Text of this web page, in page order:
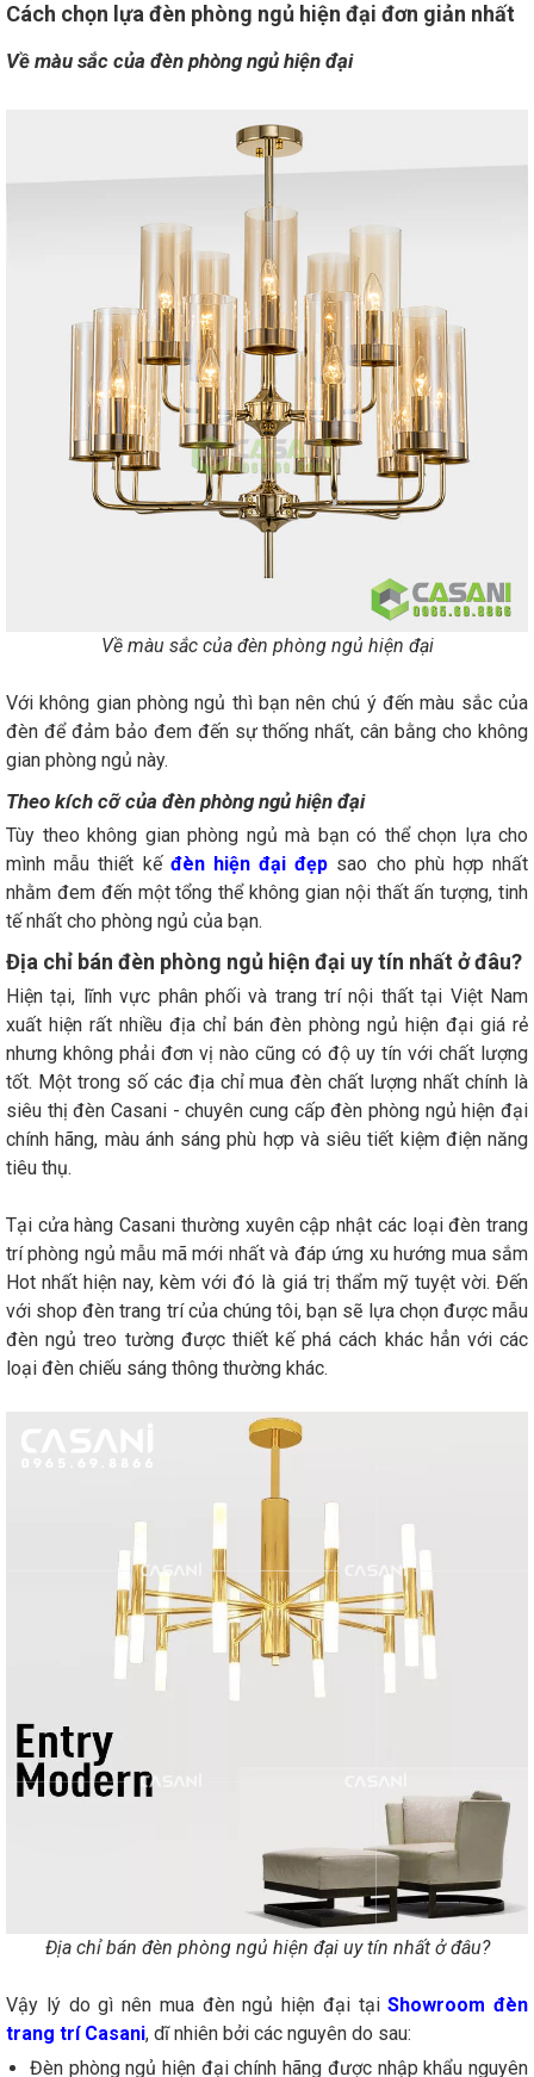
Cách chọn lựa đèn phòng ngủ hiện đại đơn giản nhất
Về màu sắc của đèn phòng ngủ hiện đại
Về màu sắc của đèn phòng ngủ hiện đại
Với không gian phòng ngủ thì bạn nên chú ý đến màu sắc của
đèn để đảm bảo đem đến sự thống nhất, cân bằng cho không
gian phòng ngủ này.
Theo kích cỡ của đèn phòng ngủ hiện đại
Tùy theo không gian phòng ngủ mà bạn có thể chọn lựa cho
mình mẫu thiết kế đèn hiện đại đẹp sao cho phù hợp nhất
nhằm đem đến một tổng thể không gian nội thất ấn tượng, tinh
tế nhất cho phòng ngủ của bạn.
Địa chỉ bán đèn phòng ngủ hiện đại uy tín nhất ở đâu?
Hiện tại, lĩnh vực phân phối và trang trí nội thất tại Việt Nam
xuất hiện rất nhiều địa chỉ bán đèn phòng ngủ hiện đại giá rẻ
nhưng không phải đơn vị nào cũng có độ uy tín với chất lượng
tốt. Một trong số các địa chỉ mua đèn chất lượng nhất chính là
siêu thị đèn Casani - chuyên cung cấp đèn phòng ngủ hiện đại
chính hãng, màu ánh sáng phù hợp và siêu tiết kiệm điện năng
tiêu thụ.
Tại cửa hàng Casani thường xuyên cập nhật các loại đèn trang
trí phòng ngủ mẫu mã mới nhất và đáp ứng xu hướng mua sắm
Hot nhất hiện nay, kèm với đó là giá trị thẩm mỹ tuyệt vời. Đến
với shop đèn trang trí của chúng tôi, bạn sẽ lựa chọn được mẫu
đèn ngủ treo tường được thiết kế phá cách khác hẳn với các
loại đèn chiếu sáng thông thường khác.
Địa chỉ bán đèn phòng ngủ hiện đại uy tín nhất ở đâu?
Vậy lý do gì nên mua đèn ngủ hiện đại tạiShowroom đèn
trang tríCasani, dĩ nhiên bởi các nguyên do sau:
Đèn phòng ngủ hiện đại chính hãng được nhập khẩu nguyên